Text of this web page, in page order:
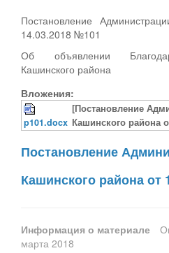
Постановление
14.03.2018 №101
Об объявлении
Кашинского района
Вложения:
p101.docx
[Постановление
Кашинского района
Постановление
Кашинского района от
Информация о материале
марта 2018